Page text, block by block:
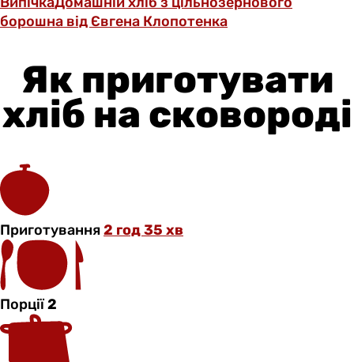
борошна від Євгена Клопотенка
Як приготувати
хліб на сковороді
Приготування2 год 35 хв
Порції2